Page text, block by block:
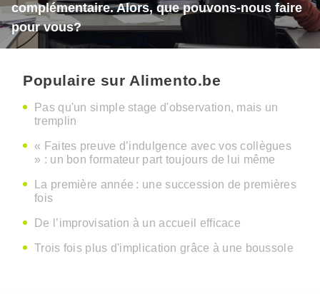
complémentaire. Alors, que pouvons-nous faire
pour vous?
Populaire sur Alimento.be
Pas qu'un simple stage d'observation, mais un
tremplin
« Faites preuve d’indulgence avec vos collègues
» : un bon formateur part toujours de lui même
La première année : une succession de premières
fois
De l’improvisation à un accueil efficace
Trois fois plus d'implication grâce à une boussole